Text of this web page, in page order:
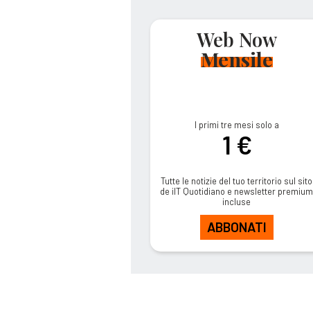
Web Now
Mensile
I primi tre mesi solo a
1 €
Tutte le notizie del tuo territorio sul sito
de ilT Quotidiano e newsletter premium
incluse
ABBONATI